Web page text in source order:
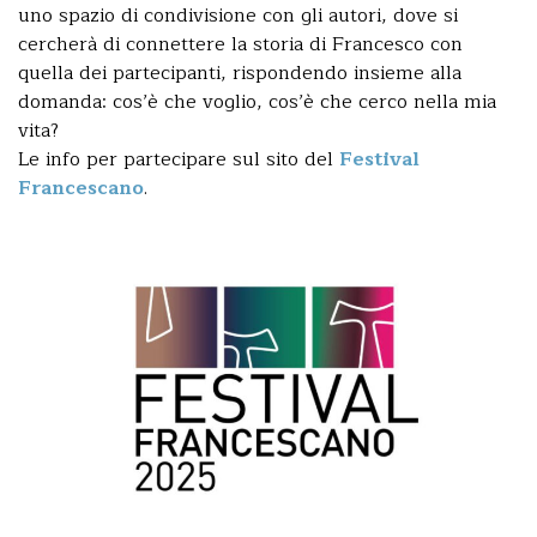
uno spazio di condivisione con gli autori, dove si
cercherà di connettere la storia di Francesco con
quella dei partecipanti, rispondendo insieme alla
domanda: cos’è che voglio, cos’è che cerco nella mia
vita?
Le info per partecipare sul sito del Festival
Francescano.